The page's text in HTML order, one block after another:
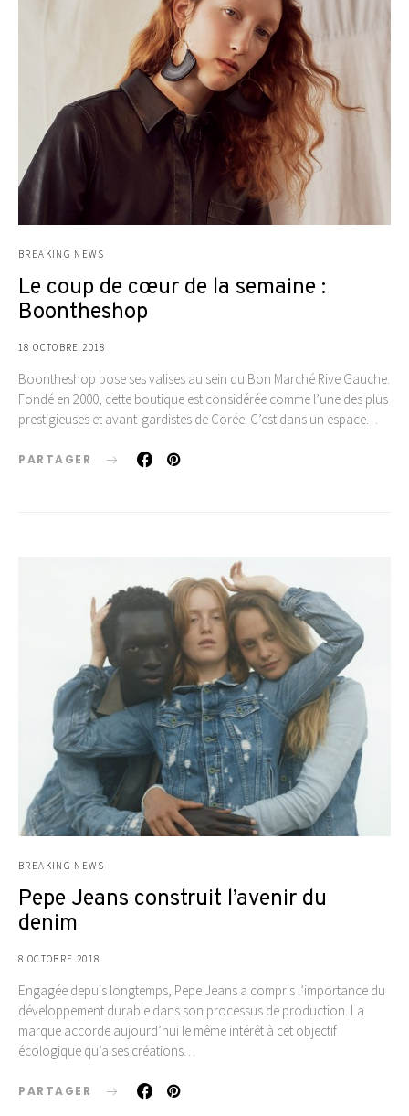
BREAKING NEWS
Le coup de cœur de la semaine :
Boontheshop
18 OCTOBRE 2018
Boontheshop pose ses valises au sein du Bon Marché Rive Gauche.
Fondé en 2000, cette boutique est considérée comme l’une des plus
prestigieuses et avant-gardistes de Corée. C’est dans un espace…
PARTAGER
BREAKING NEWS
Pepe Jeans construit l’avenir du
denim
8 OCTOBRE 2018
Engagée depuis longtemps, Pepe Jeans a compris l’importance du
développement durable dans son processus de production. La
marque accorde aujourd’hui le même intérêt à cet objectif
écologique qu’a ses créations…
PARTAGER